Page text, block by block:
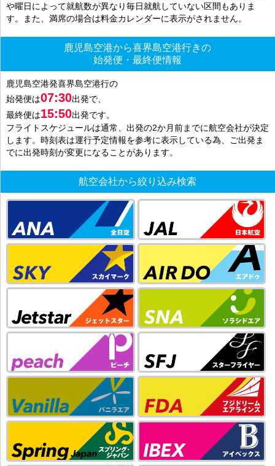
や曜日によって就航数が異なり毎日就航していない区間もありま
す。また、満席の場合は料金カレンダーに表示がされません。
鹿児島空港から喜界島空港行きの
始発便・最終便情報
鹿児島空港発喜界島空港行の
始発便は07:30出発で、
最終便は15:50出発です。
フライトスケジュールは通常、出発の2か月前までに航空会社が決定
します。時刻表は運行予定情報を参考に表示している為、ご出発ま
でに出発時刻が変更になることがあります。
航空会社から絞り込み検索